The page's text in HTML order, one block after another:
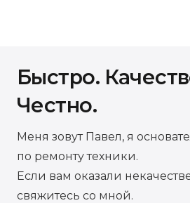
Быстро.
Честно.
Меня зовут Павел, я
по ремонту техники.
Если вам оказали
свяжитесь со мной.